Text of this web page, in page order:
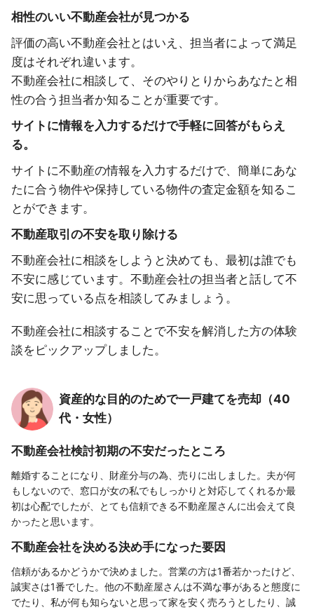
相性のいい不動産会社が見つかる
評価の高い不動産会社とはいえ、担当者によって満足
度はそれぞれ違います。
不動産会社に相談して、そのやりとりからあなたと相
性の合う担当者か知ることが重要です。
サイトに情報を入力するだけで手軽に回答がもらえ
る。
サイトに不動産の情報を入力するだけで、簡単にあな
たに合う物件や保持している物件の査定金額を知るこ
とができます。
不動産取引の不安を取り除ける
不動産会社に相談をしようと決めても、最初は誰でも
不安に感じています。不動産会社の担当者と話して不
安に思っている点を相談してみましょう。
不動産会社に相談することで不安を解消した方の体験
談をピックアップしました。
資産的な目的のためで一戸建てを売却（40
代・女性）
不動産会社検討初期の不安だったところ
離婚することになり、財産分与の為、売りに出しました。夫が何
もしないので、窓口が女の私でもしっかりと対応してくれるか最
初は心配でしたが、とても信頼できる不動産屋さんに出会えて良
かったと思います。
不動産会社を決める決め手になった要因
信頼があるかどうかで決めました。営業の方は1番若かったけど、
誠実さは1番でした。他の不動産屋さんは不満な事があると態度に
でたり、私が何も知らないと思って家を安く売ろうとしたり、誠